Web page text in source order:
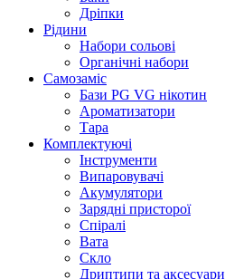
Дріпки
Рідини
Набори сольові
Органічні набори
Самозаміс
Бази PG VG нікотин
Ароматизатори
Тара
Комплектуючі
Інструменти
Випаровувачі
Акумулятори
Зарядні присторої
Спіралі
Вата
Скло
Дриптипи та аксесуари